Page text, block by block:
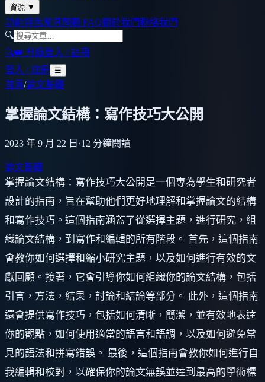
資源 ▼
功能特色常見問題 FAQ關於我們聯絡我們
🔍
🔍👑 升級登入 / 註冊
登入 / 註冊 ☰
首頁/論文基礎
掌握論文結構：寫作技巧大公開
2023 年 9 月 22 日 ·12 分鐘閱讀
論文基礎
掌握論文結構：寫作技巧大公開是一個專為學生和研究者
設計的指南，旨在幫助他們更好地理解和掌握論文的結構
和寫作技巧。這個指南涵蓋了從選擇主題，進行研究，組
織論文結構，到寫作和編輯的所有階段。 首先，這個指南
會教你如何選擇和縮小研究主題，以及如何進行有效的文
獻回顧。接著，它會引導你如何組織你的論文結構，包括
引言，方法，結果，討論和結論等部分。 此外，這個指南
還會提供寫作技巧，包括如何清晰，簡潔，並有效地表達
你的觀點，如何使用適當的語言和語調，以及如何避免常
見的語法和拼寫錯誤。 最後，這個指南會教你如何進行自
我編輯和校對，以確保你的論文無誤並達到最高的學術標